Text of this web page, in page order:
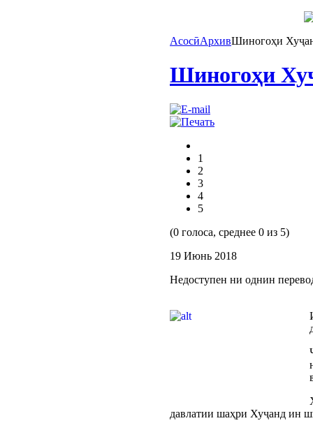
АсосӣАрхивШиногоҳи
Шиногоҳи
1
2
3
4
5
(0 голоса, среднее 0 из 5)
19 Июнь 2018
Недоступен ни однин
давлатии шаҳри Хуҷанд ин